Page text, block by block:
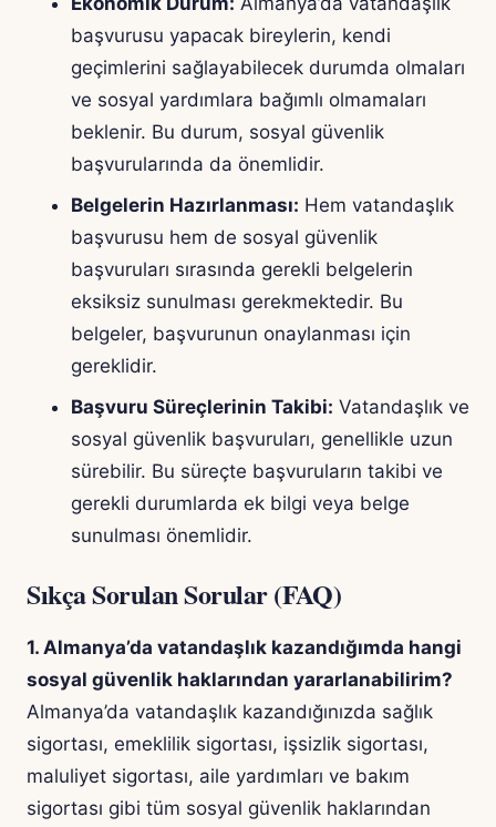
başvurusu yapacak bireylerin, kendi
geçimlerini sağlayabilecek durumda olmaları
ve sosyal yardımlara bağımlı olmamaları
beklenir. Bu durum, sosyal güvenlik
başvurularında da önemlidir.
Belgelerin Hazırlanması: Hem vatandaşlık
başvurusu hem de sosyal güvenlik
başvuruları sırasında gerekli belgelerin
eksiksiz sunulması gerekmektedir. Bu
belgeler, başvurunun onaylanması için
gereklidir.
Başvuru Süreçlerinin Takibi: Vatandaşlık ve
sosyal güvenlik başvuruları, genellikle uzun
sürebilir. Bu süreçte başvuruların takibi ve
gerekli durumlarda ek bilgi veya belge
sunulması önemlidir.
Sıkça Sorulan Sorular (FAQ)
1. Almanya’da vatandaşlık kazandığımda hangi
sosyal güvenlik haklarından yararlanabilirim?
Almanya’da vatandaşlık kazandığınızda sağlık
sigortası, emeklilik sigortası, işsizlik sigortası,
maluliyet sigortası, aile yardımları ve bakım
sigortası gibi tüm sosyal güvenlik haklarından